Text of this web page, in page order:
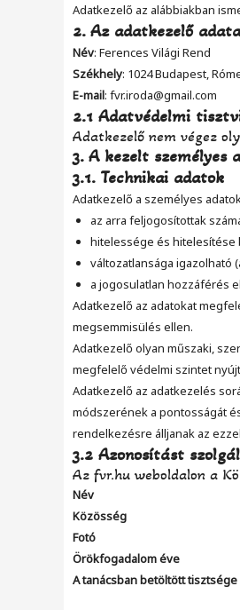
Adatkezelő az alábbiakban
2. Az adatkezelő
Név: Ferences Világi Rend
Székhely: 1024 Budapest,
E-mail: fvr.iroda@gmail.com
2.1 Adatvédelmi
Adatkezelő nem végez
3. A kezelt személyes
3.1. Technikai adatok
Adatkezelő a személyes
az arra feljogosítottak
hitelessége és hitelesítése
változatlansága igazolható
a jogosulatlan hozzáférés
Adatkezelő az adatokat
megsemmisülés ellen.
Adatkezelő olyan műszaki,
megfelelő védelmi szintet
Adatkezelő az adatkezelés
módszerének a pontosságát
rendelkezésre álljanak az
3.2 Azonosítást
Az fvr.hu weboldalon a
Név
Közösség
Fotó
Örökfogadalom éve
A tanácsban betöltött tisztsége